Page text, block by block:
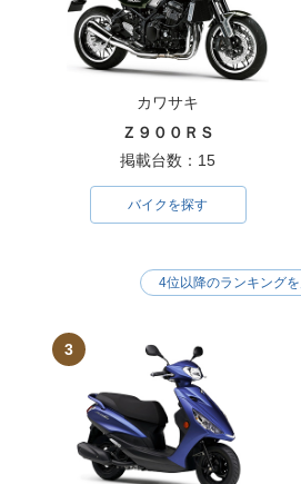
カワサキ
Ｚ９００ＲＳ
掲載台数：15
バイクを探す
3
4位以降のランキング